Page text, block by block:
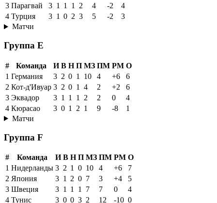
3 Парагвай 3 1 1 1 2 4 -2
4
4 Турция 3 1 0 2 3 5 -2
3
Матчи
Группа E
# Команда И В Н П МЗ ПМ РМ О
1 Германия 3 2 0 1 10 4 +6
6
2 Кот-д'Ивуар 3 2 0 1 4 2 +2
6
3 Эквадор 3 1 1 1 2 2 0
4
4 Кюрасао 3 0 1 2 1 9 -8
1
Матчи
Группа F
# Команда И В Н П МЗ ПМ РМ О
1 Нидерланды 3 2 1 0 10 4 +6
7
2 Япония 3 1 2 0 7 3 +4
5
3 Швеция 3 1 1 1 7 7 0
4
4 Тунис 3 0 0 3 2 12 -10 0